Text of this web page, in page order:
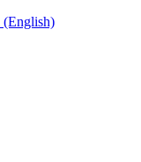
(English)